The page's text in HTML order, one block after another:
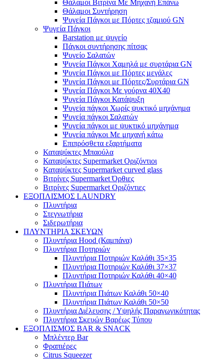
Θάλαμοι Βιτρίνα Με Μηχανή Επάνω
Θάλαμοι Συντήρηση
Ψυγεία Πάγκοι με Πόρτες τζαμιού GN
Ψυγεία Πάγκοι
Barstation με ψυγείο
Πάγκοι συντήρησης πίτσας
Ψυγείο Σαλατών
Ψυγεία Πάγκοι Χαμηλά με συρτάρια GN
Ψυγεία Πάγκοι με Πόρτες μεγάλες
Ψυγεία Πάγκοι με Πόρτες/Συρτάρια GN
Ψυγεία Πάγκοι Με γούρνα 40Χ40
Ψυγεία Πάγκοι Κατάψυξη
Ψυγεία πάγκοι Χωρίς ψυκτικό μηχάνημα
Ψυγεία πάγκοι Σαλατών
Ψυγεία πάγκοι με ψυκτικό μηχάνημα
Ψυγεία πάγκοι Με μηχανή κάτω
Επιπρόσθετα εξαρτήματα
Καταψύκτες Μπαούλα
Καταψύκτες Supermarket Οριζόντιοι
Καταψύκτες Supermarket curved glass
Βιτρίνες Supermarket Όρθιες
Βιτρίνες Supermarket Οριζόντιες
ΕΞΟΠΛΙΣΜΟΣ LAUNDRY
Πλυντήρια
Στεγνωτήρια
Σιδερωτήρια
ΠΛΥΝΤΗΡΙΑ ΣΚΕΥΩΝ
Πλυντήρια Hood (Καμπάνα)
Πλυντήρια Ποτηριών
Πλυντήρια Ποτηριών Καλάθι 35×35
Πλυντήρια Ποτηριών Καλάθι 37×37
Πλυντήρια Ποτηριών Καλάθι 40×40
Πλυντήρια Πιάτων
Πλυντήρια Πιάτων Καλάθι 50×40
Πλυντήρια Πιάτων Καλάθι 50×50
Πλυντήρια Διέλευσης / Υψηλής Παραγωγικότητας
Πλυντήρια Σκευών Βαρέως Τύπου
ΕΞΟΠΛΙΣΜΟΣ BAR & SNACK
Μπλέντερ Bar
Φραπιέρες
Citrus Squeezer